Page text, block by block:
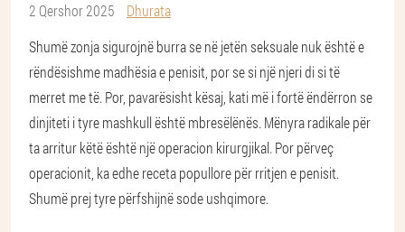
2 Qershor 2025
Dhurata
Shumë zonja sigurojnë burra se në jetën seksuale nuk është e
rëndësishme madhësia e penisit, por se si një njeri di si të
merret me të. Por, pavarësisht kësaj, kati më i fortë ëndërron se
dinjiteti i tyre mashkull është mbresëlënës. Mënyra radikale për
ta arritur këtë është një operacion kirurgjikal. Por përveç
operacionit, ka edhe receta popullore për rritjen e penisit.
Shumë prej tyre përfshijnë sode ushqimore.